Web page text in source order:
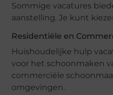
Sommige vacatures
aanstelling. Je kunt
Residentiële en
Huishoudelijke hulp
voor het schoonmaken
commerciële
omgevingen.